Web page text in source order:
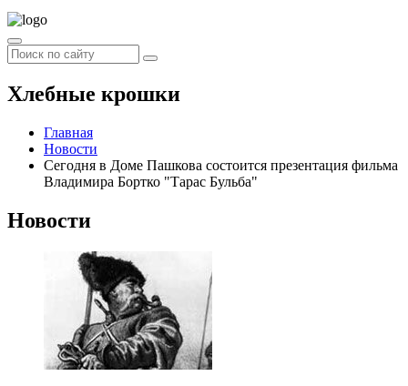
Хлебные крошки
Главная
Новости
Сегодня в Доме Пашкова состоится презентация фильма
Владимира Бортко "Тарас Бульба"
Новости